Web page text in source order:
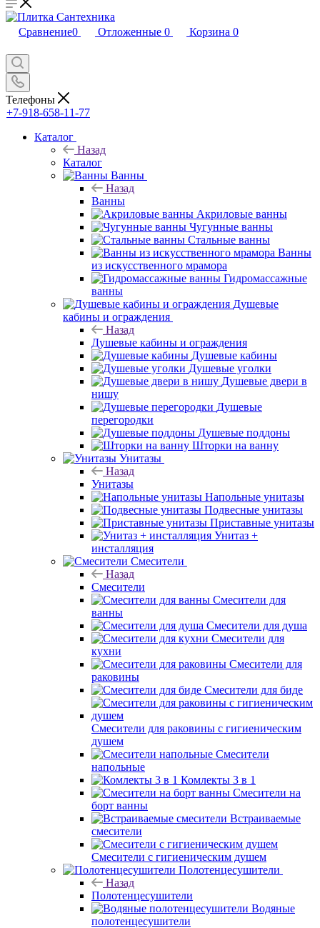
Сравнение0 Отложенные 0 Корзина 0
Телефоны
+7-918-658-11-77
Каталог
Назад
Каталог
Ванны
Назад
Ванны
Акриловые ванны
Чугунные ванны
Стальные ванны
Ванны
из искусственного мрамора
Гидромассажные
ванны
Душевые
кабины и ограждения
Назад
Душевые кабины и ограждения
Душевые кабины
Душевые уголки
Душевые двери в
нишу
Душевые
перегородки
Душевые поддоны
Шторки на ванну
Унитазы
Назад
Унитазы
Напольные унитазы
Подвесные унитазы
Приставные унитазы
Унитаз +
инсталляция
Смесители
Назад
Смесители
Смесители для
ванны
Смесители для душа
Смесители для
кухни
Смесители для
раковины
Смесители для биде
Смесители для раковины с гигиеническим
душем
Смесители
напольные
Комлекты 3 в 1
Смесители на
борт ванны
Встраиваемые
смесители
Смесители с гигиеническим душем
Полотенцесушители
Назад
Полотенцесушители
Водяные
полотенцесушители